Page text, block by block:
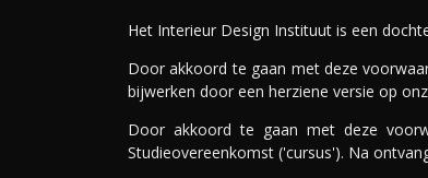
Het Interieur Design Instituut is een
Door akkoord te gaan met deze
bijwerken door een herziene versie op
Door akkoord te gaan met deze
Studieovereenkomst ('cursus'). Na